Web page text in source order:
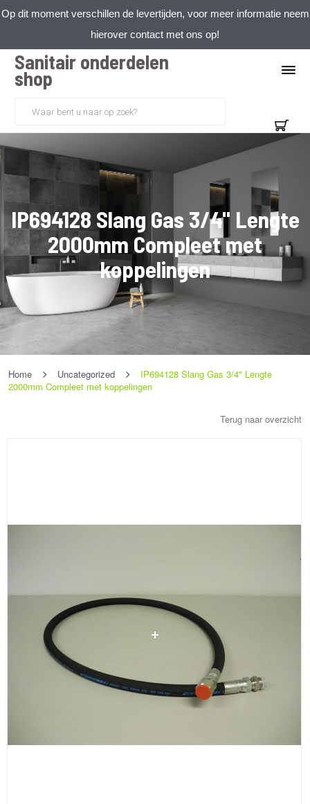
Op dit moment verschillen de levertijden, voor meer informatie neem
hierover contact met ons op!
Sanitair onderdelen
shop
IP694128 Slang Gas 3/4" Lengte
2000mm Compleet met
koppelingen
Home Uncategorized
IP694128 Slang Gas 3/4" Lengte
2000mm Compleet met koppelingen
Terug naar overzicht